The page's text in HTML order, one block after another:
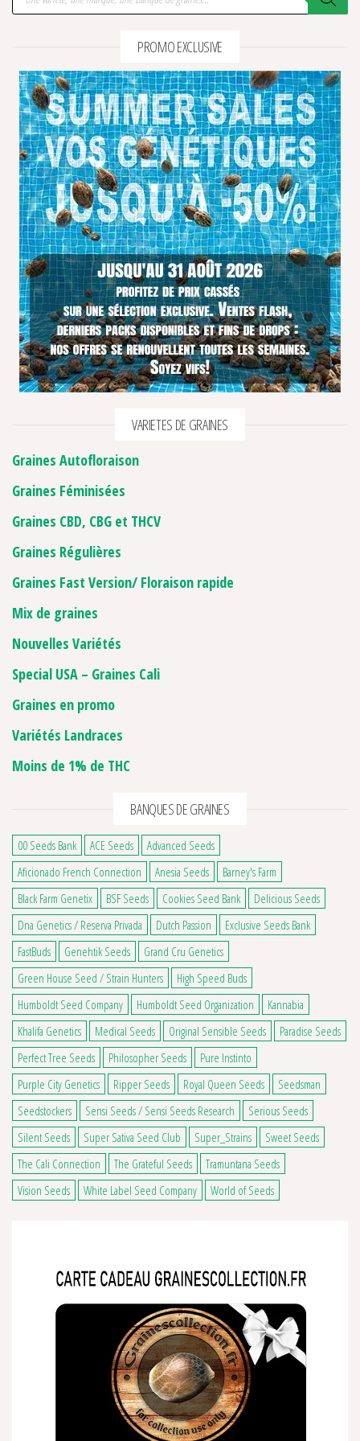
PROMO EXCLUSIVE
VARIETES DE GRAINES
Graines Autofloraison
Graines Féminisées
Graines CBD, CBG et THCV
Graines Régulières
Graines Fast Version/ Floraison rapide
Mix de graines
Nouvelles Variétés
Special USA – Graines Cali
Graines en promo
Variétés Landraces
Moins de 1% de THC
BANQUES DE GRAINES
00 Seeds Bank ACE Seeds
Advanced Seeds
Aficionado French Connection
Anesia Seeds
Barney's Farm
Black Farm Genetix
BSF Seeds Cookies Seed Bank
Delicious Seeds
Dna Genetics / Reserva Privada
Dutch Passion
Exclusive Seeds Bank
FastBuds
Genehtik Seeds
Grand Cru Genetics
Green House Seed / Strain Hunters
High Speed Buds
Humboldt Seed Company
Humboldt Seed Organization
Kannabia
Khalifa Genetics
Medical Seeds Original Sensible Seeds
Paradise Seeds
Perfect Tree Seeds
Philosopher Seeds
Pure Instinto
Purple City Genetics
Ripper Seeds Royal Queen Seeds
Seedsman
Seedstockers
Sensi Seeds / Sensi Seeds Research
Serious Seeds
Silent Seeds
Super Sativa Seed Club Super_Strains
Sweet Seeds
The Cali Connection
The Grateful Seeds
Tramuntana Seeds
Vision Seeds
White Label Seed Company World of Seeds